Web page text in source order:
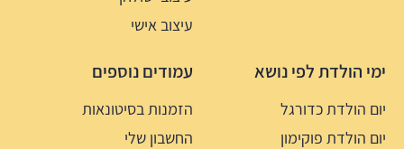
עיצוב אישי
ימי הולדת לפי נושא
יום הולדת כדורגל
יום הולדת פוקימון
עמודים נוספים
הזמנות בסיטונאות
החשבון שלי